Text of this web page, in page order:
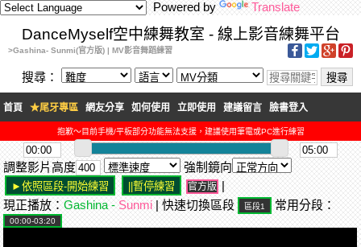
Powered by Translate
DanceMyself空中練舞教室 - 線上影音練舞平台
>Gashina- Sunmi(官方版) | MV影音舞蹈練習
搜尋：
首頁 ★尾牙專區 網友分享 如何使用 立即使用 建議留言 臉書登入
抱歉～目前手機/平板部分功能無法支援，建議使用筆電或PC進行練習
調整影片高度 強制鏡向
官方版 |
現正播放：Gashina - Sunmi | 快速切換區段 常用分段：